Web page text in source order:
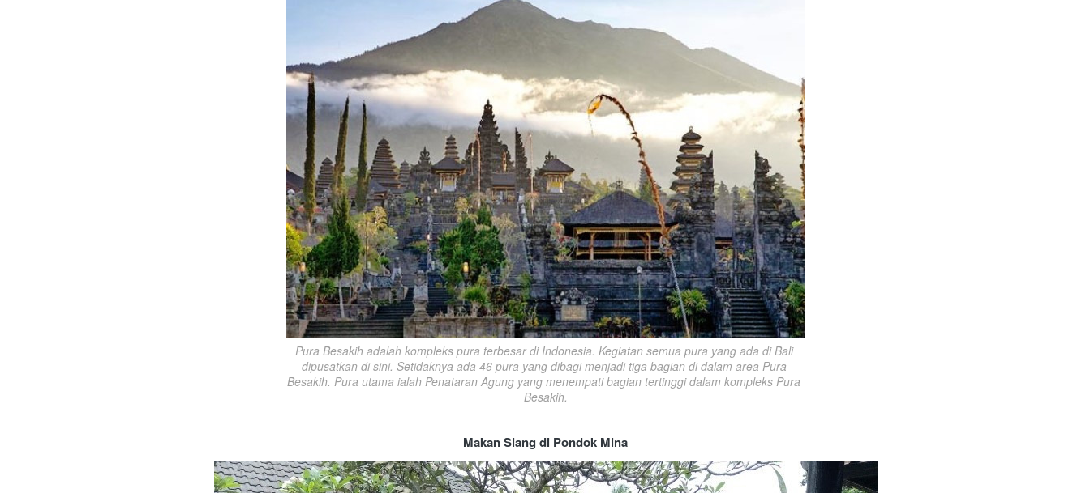
Pura Besakih adalah kompleks pura terbesar di Indonesia. Kegiatan semua pura yang ada di Bali
dipusatkan di sini. Setidaknya ada 46 pura yang dibagi menjadi tiga bagian di dalam area Pura
Besakih. Pura utama ialah Penataran Agung yang menempati bagian tertinggi dalam kompleks Pura
Besakih.
Makan Siang di Pondok Mina